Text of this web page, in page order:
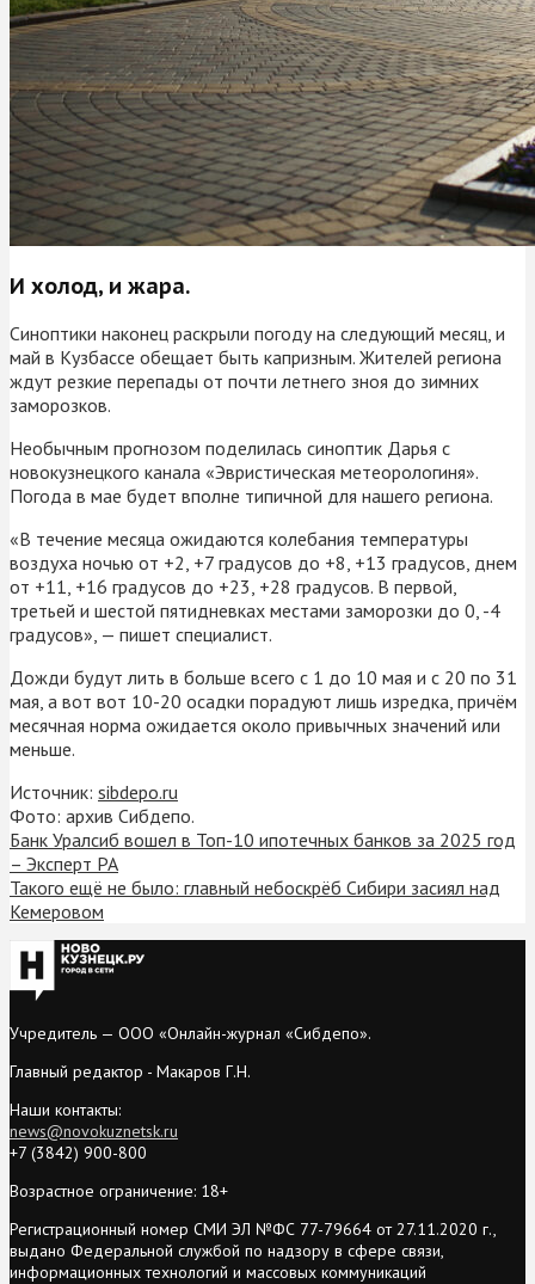
И холод, и жара.
Синоптики наконец раскрыли погоду на следующий месяц, и
май в Кузбассе обещает быть капризным. Жителей региона
ждут резкие перепады от почти летнего зноя до зимних
заморозков.
Необычным прогнозом поделилась синоптик Дарья с
новокузнецкого канала «Эвристическая метеорологиня».
Погода в мае будет вполне типичной для нашего региона.
«В течение месяца ожидаются колебания температуры
воздуха ночью от +2, +7 градусов до +8, +13 градусов, днем
от +11, +16 градусов до +23, +28 градусов. В первой,
третьей и шестой пятидневках местами заморозки до 0, -4
градусов», — пишет специалист.
Дожди будут лить в больше всего с 1 до 10 мая и с 20 по 31
мая, а вот вот 10-20 осадки порадуют лишь изредка, причём
месячная норма ожидается около привычных значений или
меньше.
Источник: sibdepo.ru
Фото: архив Сибдепо.
Банк Уралсиб вошел в Топ-10 ипотечных банков за 2025 год
– Эксперт РА
Такого ещё не было: главный небоскрёб Сибири засиял над
Кемеровом
Учредитель — ООО «Онлайн-журнал «Сибдепо».
Главный редактор - Макаров Г.Н.
Наши контакты:
news@novokuznetsk.ru
+7 (3842) 900-800
Возрастное ограничение: 18+
Регистрационный номер СМИ ЭЛ №ФС 77-79664 от 27.11.2020 г.,
выдано Федеральной службой по надзору в сфере связи,
информационных технологий и массовых коммуникаций